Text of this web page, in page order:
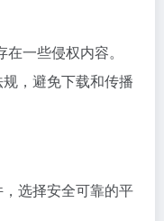
一些侵权内容。
，避免下载和传播
选择安全可靠的平